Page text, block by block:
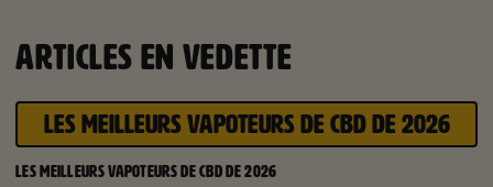
ARTICLES EN VEDETTE
LES MEILLEURS VAPOTEURS DE CBD DE 2026
LES MEILLEURS VAPOTEURS DE CBD DE 2026